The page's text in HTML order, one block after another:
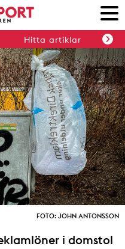
Hitta artiklar
FOTO: JOHN ANTONSSON
i domstol